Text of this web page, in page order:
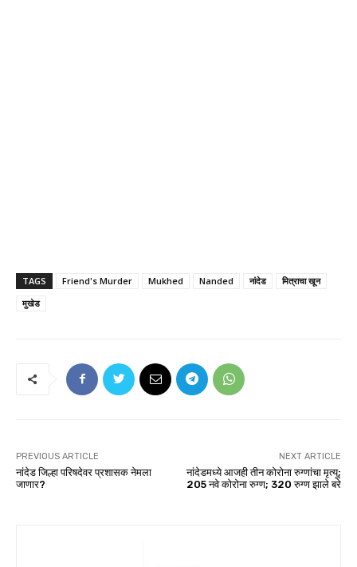
TAGS Friend's Murder Mukhed Nanded नांदेड
मित्राचा खून
मुखेड
PREVIOUS ARTICLE
नांदेड जिल्हा परिषदेवर प्रशासक नेमला
जाणार?
NEXT ARTICLE
नांदेडमध्ये आजही तीन कोरोना रुग्णांचा मृत्यू;
205 नवे कोरोना रुग्ण; 320 रुग्ण झाले बरे